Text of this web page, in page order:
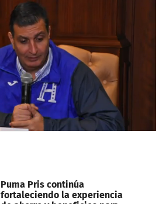
Puma Pris continúa
fortaleciendo la experiencia